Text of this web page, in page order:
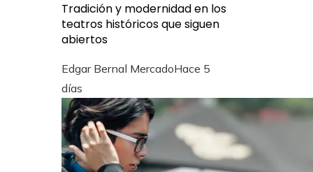
Tradición y modernidad en los
teatros históricos que siguen
abiertos
Edgar Bernal MercadoHace 5
días